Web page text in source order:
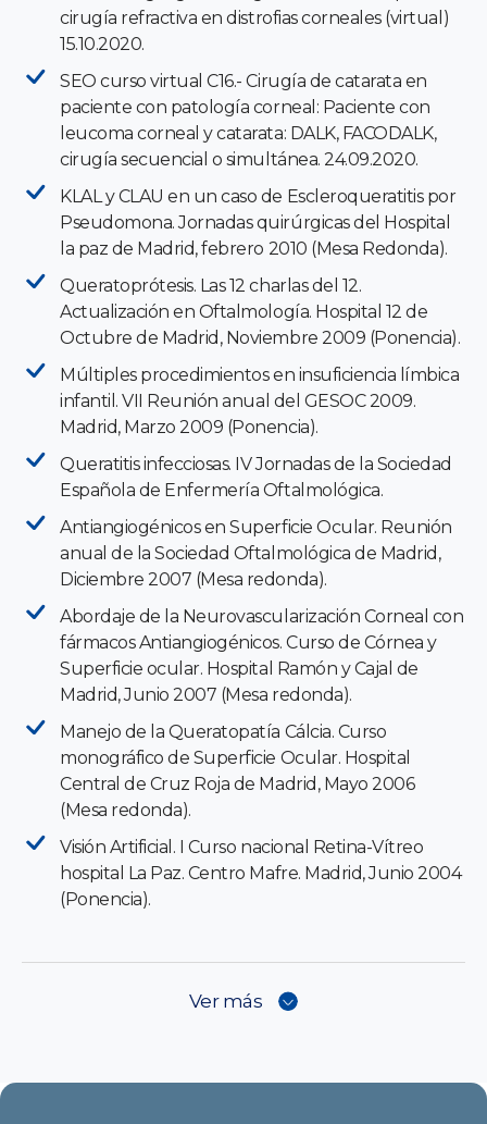
cirugía refractiva en distrofias corneales (virtual)
15.10.2020.
SEO curso virtual C16.- Cirugía de catarata en
paciente con patología corneal: Paciente con
leucoma corneal y catarata: DALK, FACODALK,
cirugía secuencial o simultánea. 24.09.2020.
KLAL y CLAU en un caso de Escleroqueratitis por
Pseudomona. Jornadas quirúrgicas del Hospital
la paz de Madrid, febrero 2010 (Mesa Redonda).
Queratoprótesis. Las 12 charlas del 12.
Actualización en Oftalmología. Hospital 12 de
Octubre de Madrid, Noviembre 2009 (Ponencia).
Múltiples procedimientos en insuficiencia límbica
infantil. VII Reunión anual del GESOC 2009.
Madrid, Marzo 2009 (Ponencia).
Queratitis infecciosas. IV Jornadas de la Sociedad
Española de Enfermería Oftalmológica.
Antiangiogénicos en Superficie Ocular. Reunión
anual de la Sociedad Oftalmológica de Madrid,
Diciembre 2007 (Mesa redonda).
Abordaje de la Neurovascularización Corneal con
fármacos Antiangiogénicos. Curso de Córnea y
Superficie ocular. Hospital Ramón y Cajal de
Madrid, Junio 2007 (Mesa redonda).
Manejo de la Queratopatía Cálcia. Curso
monográfico de Superficie Ocular. Hospital
Central de Cruz Roja de Madrid, Mayo 2006
(Mesa redonda).
Visión Artificial. I Curso nacional Retina-Vítreo
hospital La Paz. Centro Mafre. Madrid, Junio 2004
(Ponencia).
Ver más